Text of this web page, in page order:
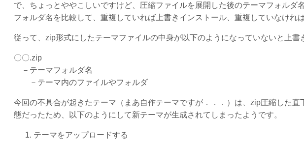
で、ちょっとややこしいですけど、圧縮ファイルを展開した後のテーマフォルダ
フォルダ名を比較して、重複していれば上書きインストール、重複していなけれ
従って、zip形式にしたテーマファイルの中身が以下のようになっていないと上書
〇〇.zip
－テーマフォルダ名
－テーマ内のファイルやフォルダ
今回の不具合が起きたテーマ（まあ自作テーマですが．．．）は、zip圧縮した
態だったため、以下のようにして新テーマが生成されてしまったようです。
テーマをアップロードする